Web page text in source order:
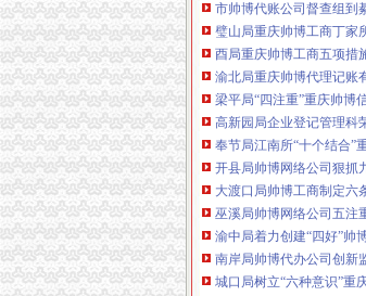
璧山局重庆帅博工商丁家
酉局重庆帅博工商五项措
渝北局重庆帅博代理记账
梁平局“四注重”重庆帅博
高新园局企业登记管理科
奉节局江南所“十个结合”
开县局帅博网络公司狠抓
大渡口局帅博工商制定六
巫溪局帅博网络公司五注
渝中局着力创建“四好”帅
南岸局帅博代办公司创新
城口局树立“六种意识”重
忠县局突出“四抓”重庆帅